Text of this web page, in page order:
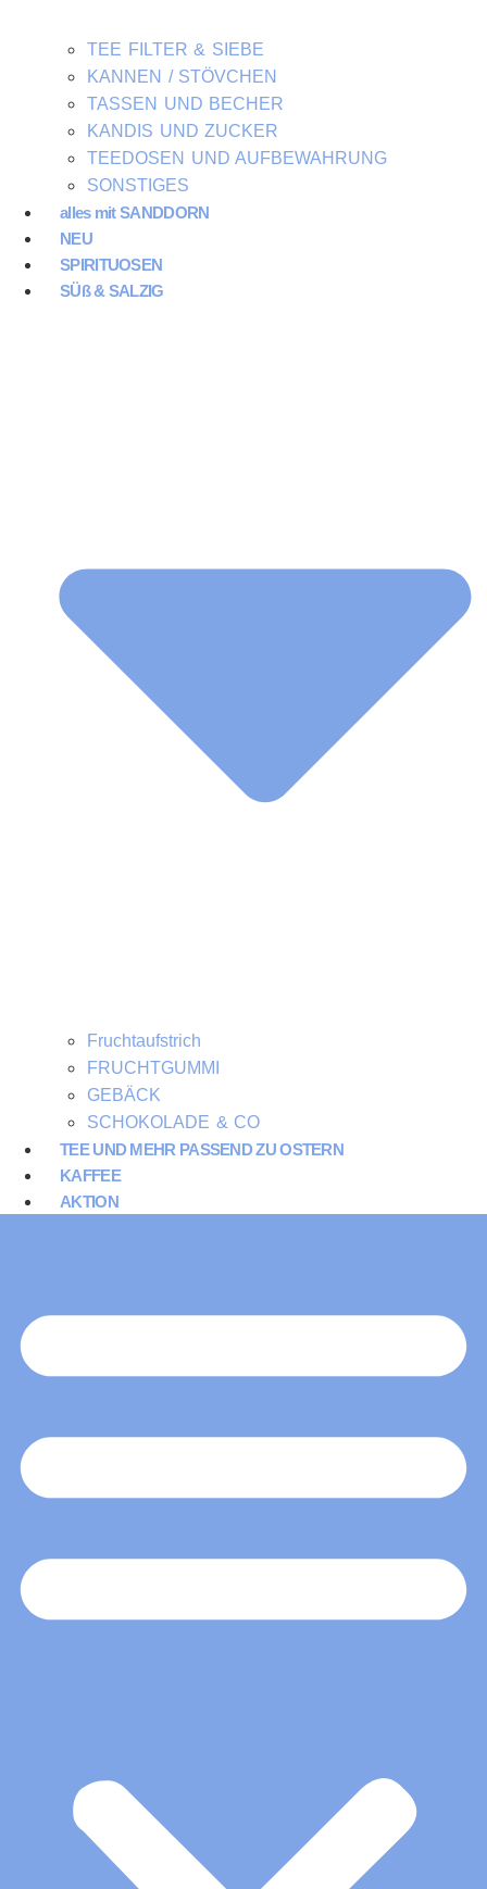
TEE FILTER & SIEBE
KANNEN / STÖVCHEN
TASSEN UND BECHER
KANDIS UND ZUCKER
TEEDOSEN UND AUFBEWAHRUNG
SONSTIGES
alles mit SANDDORN
NEU
SPIRITUOSEN
SÜß & SALZIG
Fruchtaufstrich
FRUCHTGUMMI
GEBÄCK
SCHOKOLADE & CO
TEE UND MEHR PASSEND ZU OSTERN
KAFFEE
AKTION